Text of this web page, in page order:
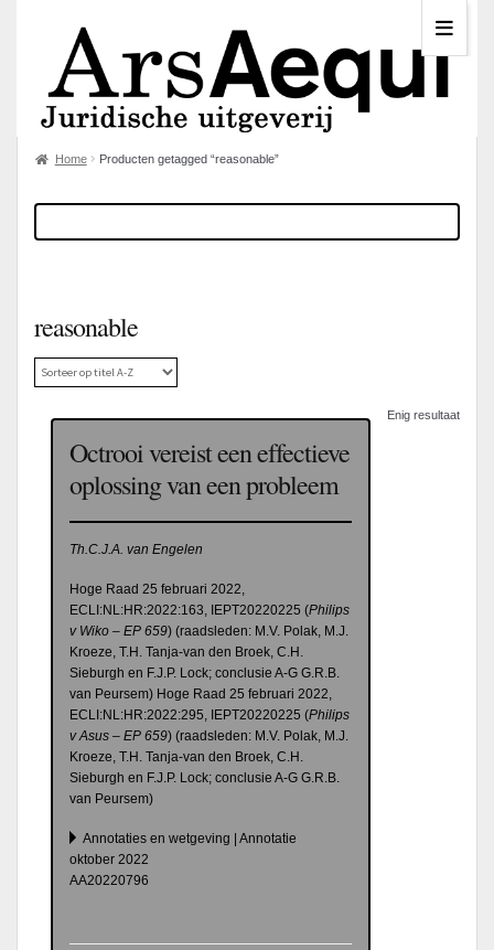
Home Producten getagged “reasonable”
reasonable
Enig resultaat
Octrooi vereist een effectieve
oplossing van een probleem
Th.C.J.A. van Engelen
Hoge Raad 25 februari 2022,
ECLI:NL:HR:2022:163, IEPT20220225 (Philips
v Wiko – EP 659) (raadsleden: M.V. Polak, M.J.
Kroeze, T.H. Tanja-van den Broek, C.H.
Sieburgh en F.J.P. Lock; conclusie A-G G.R.B.
van Peursem) Hoge Raad 25 februari 2022,
ECLI:NL:HR:2022:295, IEPT20220225 (Philips
v Asus – EP 659) (raadsleden: M.V. Polak, M.J.
Kroeze, T.H. Tanja-van den Broek, C.H.
Sieburgh en F.J.P. Lock; conclusie A-G G.R.B.
van Peursem)
Annotaties en wetgeving | Annotatie
oktober 2022
AA20220796